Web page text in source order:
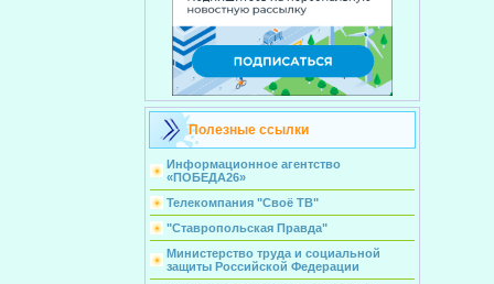
Полезные ссылки
Информационное агентство
«ПОБЕДА26»
Телекомпания "Своё ТВ"
"Ставропольская Правда"
Министерство труда и социальной
защиты Российской Федерации